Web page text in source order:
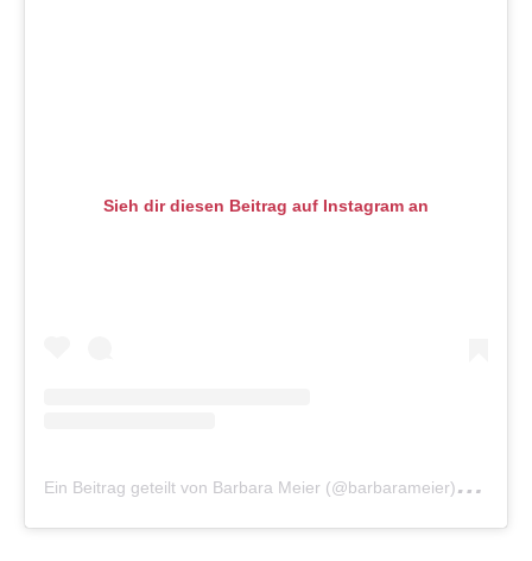
Sieh dir diesen Beitrag auf Instagram an
E
in Beitrag geteilt von Barbara Meier (@barbarameier)
am